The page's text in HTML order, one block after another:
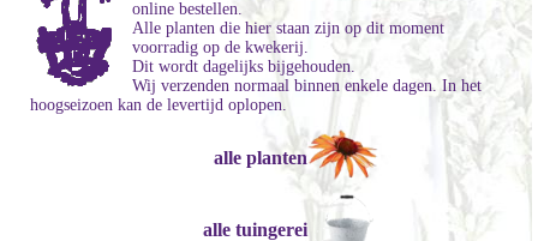
online bestellen.
Alle planten die hier staan zijn op dit moment
voorradig op de kwekerij.
Dit wordt dagelijks bijgehouden.
Wij verzenden normaal binnen enkele dagen. In het
hoogseizoen kan de levertijd oplopen.
alle planten
alle tuingerei